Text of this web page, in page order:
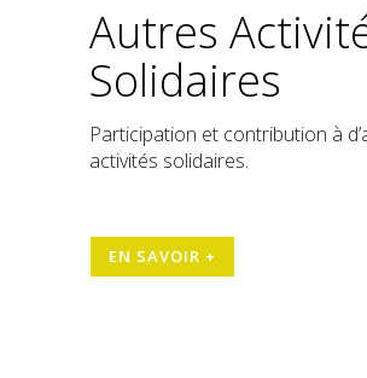
Autres
Solidaires
Participation et contribution à
activités solidaires.
EN SAVOIR +